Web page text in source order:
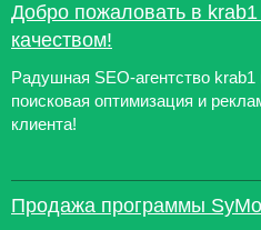
Добро пожаловать в
качеством!
Радушная SEO-агентство krab1
поисковая оптимизация и
клиента!
Продажа программы